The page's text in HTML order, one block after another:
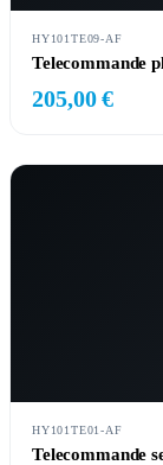
HY101TE09-AF
Telecommande
205,00 €
HY101TE01-AF
Telecommande